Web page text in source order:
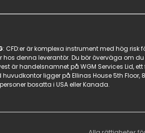
: CFD:er är komplexa instrument med hög
hos denna leverantör. Du bör överväga om
är handelsnamnet på WGM Services Lid,
huvudkontor ligger på Ellinas House 5th
bosatta i USA eller Kanada.